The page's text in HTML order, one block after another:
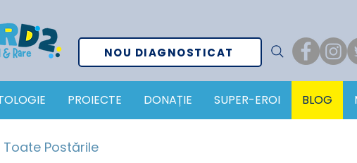
NOU DIAGNOSTICAT
PROIECTE DONAȚIE SUPER-EROI BLOG
Toate Postările